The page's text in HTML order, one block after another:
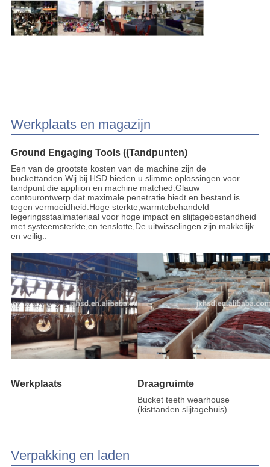
Werkplaats en magazijn
Ground Engaging Tools ((Tandpunten)
Een van de grootste kosten van de machine zijn de
buckettanden.Wij bij HSD bieden u slimme oplossingen voor
tandpunt die appliion en machine matched.Glauw
contourontwerp dat maximale penetratie biedt en bestand is
tegen vermoeidheid.Hoge sterkte,warmtebehandeld
legeringsstaalmateriaal voor hoge impact en slijtagebestandheid
met systeemsterkte,en tenslotte,De uitwisselingen zijn makkelijk
en veilig..
Werkplaats Draagruimte
Bucket teeth wearhouse
(kisttanden slijtagehuis)
Verpakking en laden